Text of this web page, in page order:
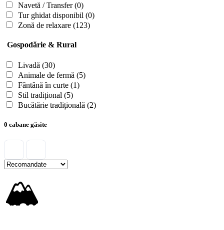
Navetă / Transfer(0)
Tur ghidat disponibil (0)
Zonă de relaxare (123)
Gospodărie & Rural
Livadă (30)
Animale de fermă (5)
Fântână în curte (1)
Stil tradițional (5)
Bucătărie tradițională (2)
0 cabane găsite
🏔